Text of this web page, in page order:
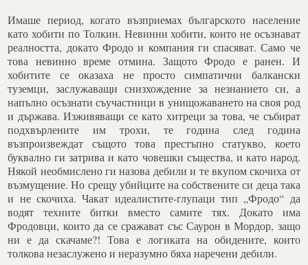
Имаше период, когато възприемах българското население
като хобити по Толкин. Невинни хобити, които не осъзнават
реалността, докато Фродо и компания ги спасяват. Само че
това невинно време отмина. Защото Фродо е ранен. И
хобитите се оказаха не просто симпатични балкански
туземци, заслужаващи снизхождение за незнанието си, а
напълно осъзнати съучастници в унищожаването на своя род
и държава. Изживяващи се като хитреци за това, че събират
подхвърлените им трохи, те година след година
възпроизвеждат същото това престъпно статукво, което
буквално ги затрива и като човешки същества, и като народ.
Някой необмислено ги назова дебили и те вкупом скочиха от
възмущение. Но срещу убийците на собствените си деца така
и не скочиха. Чакат идеалистите-глупаци тип „Фродо“ да
водят техните битки вместо самите тях. Докато има
Фродовци, които да се сражават със Саурон в Мордор, защо
ни е да скачаме?! Това е логиката на обидените, които
толкова незаслужено и неразумно бяха наречени дебили.